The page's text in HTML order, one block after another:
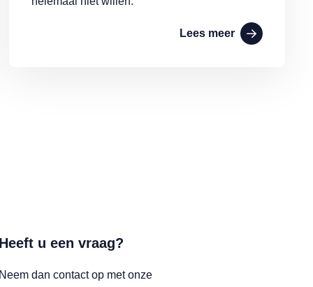
Lees meer
u een vraag?
dan contact op met onze